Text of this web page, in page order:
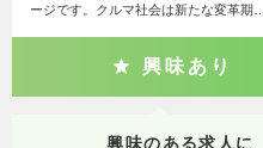
ージです。クルマ社会は新たな変革期…
興味あり
興味のある求人に